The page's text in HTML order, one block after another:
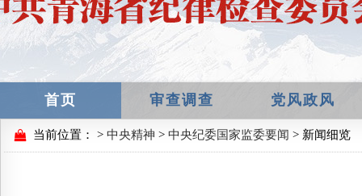
首页 审查调查 党风政风
当前位置： > 中央精神 > 中央纪委国家监委要闻 > 新闻细览